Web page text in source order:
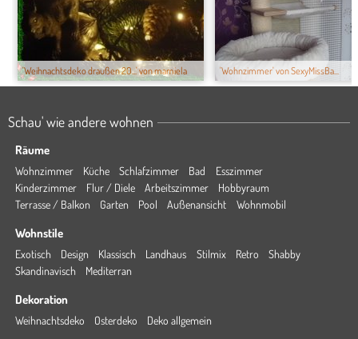
'Weihnachtsdeko draußen 20...' von mamiela 'Wohnzimmer' von SexyMissBa...
Schau' wie andere wohnen
Räume
Wohnzimmer Küche Schlafzimmer Bad
Esszimmer
Kinderzimmer
Flur / Diele Arbeitszimmer
Hobbyraum
Terrasse / Balkon
Garten Pool Außenansicht Wohnmobil
Wohnstile
Exotisch Design Klassisch Landhaus Stilmix Retro
Shabby
Skandinavisch
Mediterran
Dekoration
Weihnachtsdeko Osterdeko Deko allgemein